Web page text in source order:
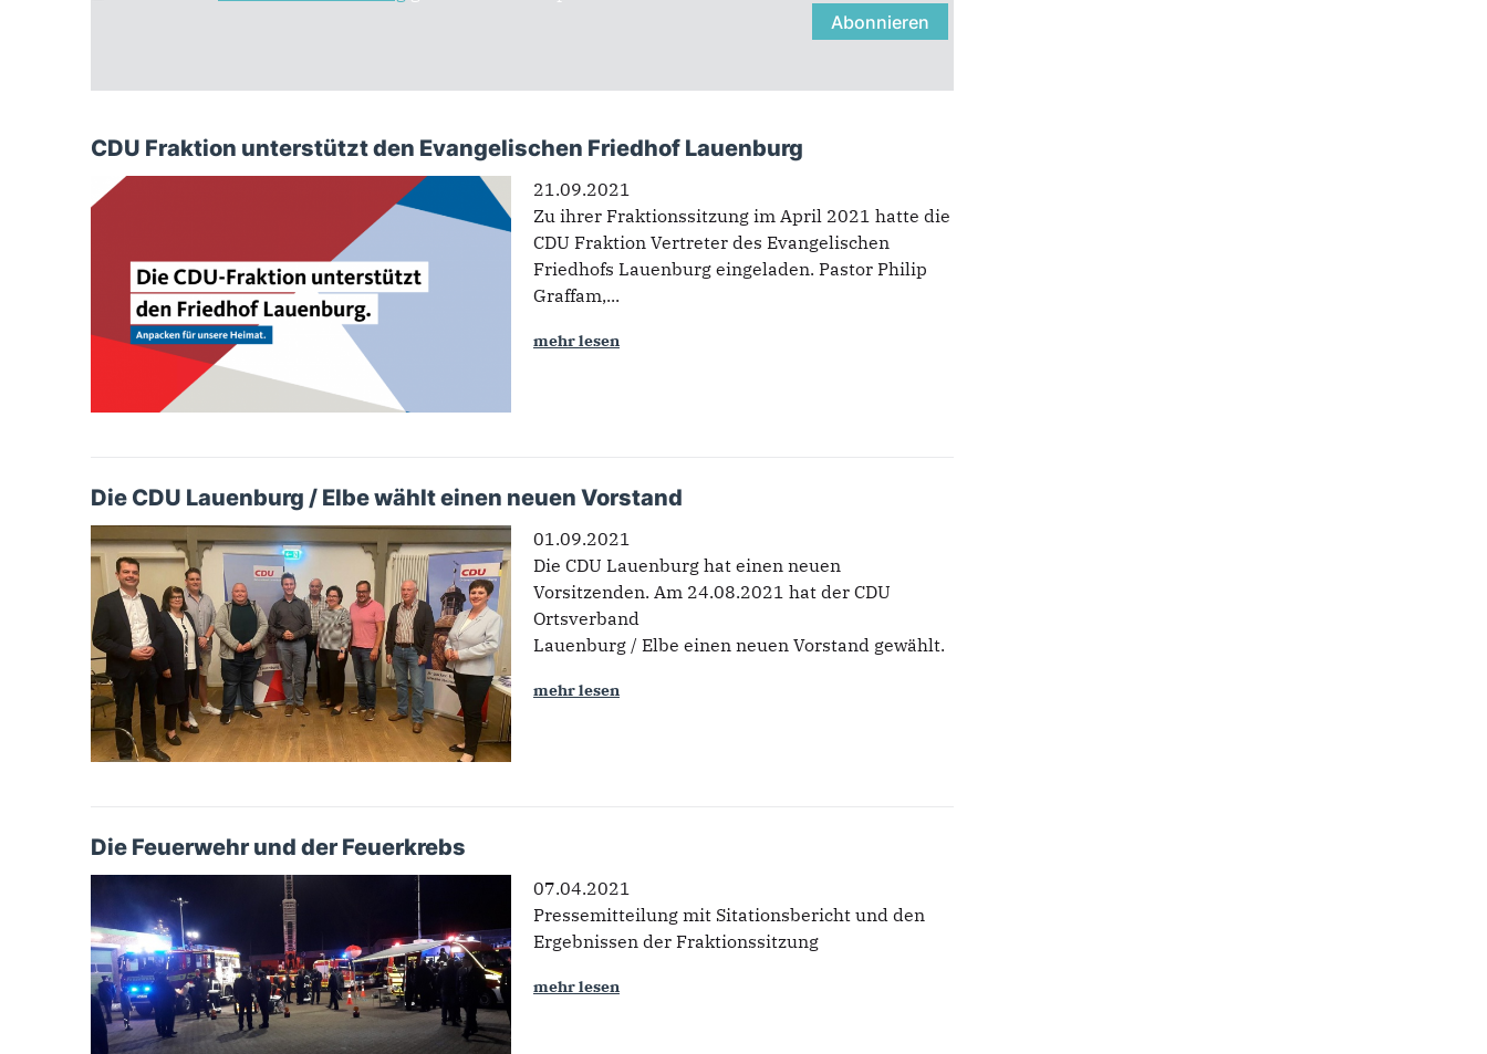
CDU Fraktion unterstützt den Evangelischen Friedhof Lauenburg
21.09.2021
Zu ihrer Fraktionssitzung im April 2021 hatte die
CDU Fraktion Vertreter des Evangelischen
Friedhofs Lauenburg eingeladen. Pastor Philip
Graffam,...
mehr lesen
Die CDU Lauenburg / Elbe wählt einen neuen Vorstand
01.09.2021
Die CDU Lauenburg hat einen neuen
Vorsitzenden. Am 24.08.2021 hat der CDU
Ortsverband
Lauenburg / Elbe einen neuen Vorstand gewählt.
mehr lesen
Die Feuerwehr und der Feuerkrebs
07.04.2021
Pressemitteilung mit Sitationsbericht und den
Ergebnissen der Fraktionssitzung
mehr lesen